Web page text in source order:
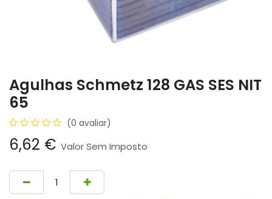
Agulhas Schmetz 128 GAS SES NIT
65
(0 avaliar)
6,62 € Valor Sem Imposto